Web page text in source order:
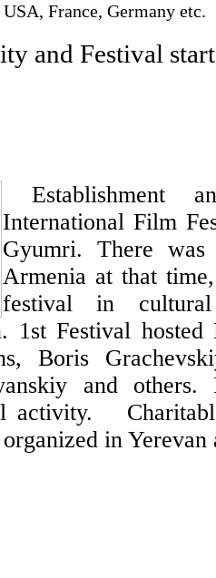
France, Germany etc.
and Festival
International Film
Gyumri. There was
Armenia at that
festival in
1st Festival hosted
Boris
and
activity.
in Yerevan